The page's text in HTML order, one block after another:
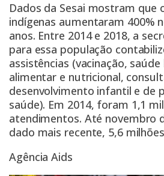
Dados da Sesai mostram que
indígenas aumentaram 400%
anos. Entre 2014 e 2018, a
para essa população
assistências (vacinação,
alimentar e nutricional,
desenvolvimento infantil e de
saúde). Em 2014, foram 1,1
atendimentos. Até novembro
dado mais recente, 5,6
Agência Aids